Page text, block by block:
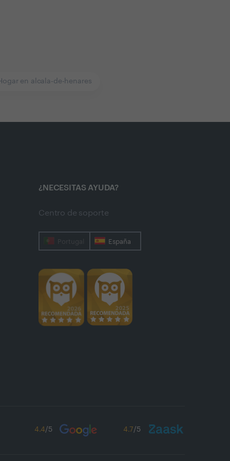
en alcala-de-henares
¿NECESITAS AYUDA?
Centro de soporte
Portugal España
4.4/5 4.7/5